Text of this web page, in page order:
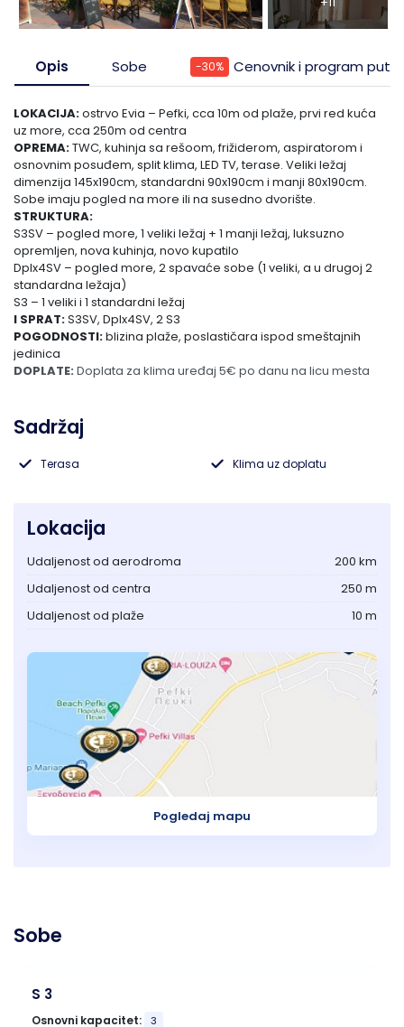
Opis Sobe Cenovnik i program
-30%
LOKACIJA:ostrvo Evia – Pefki, cca 10m od plaže, prvi red kuća
uz more, cca 250m od centra
OPREMA:TWC, kuhinja sa rešoom, frižiderom, aspiratorom i
osnovnim posuđem, split klima, LED TV, terase. Veliki ležaj
dimenzija 145x190cm, standardni 90x190cm i manji 80x190cm.
Sobe imaju pogled na more ili na susedno dvorište.
STRUKTURA:
S3SV – pogled more, 1 veliki ležaj + 1 manji ležaj, luksuzno
opremljen, nova kuhinja, novo kupatilo
Dplx4SV – pogled more, 2 spavaće sobe (1 veliki, a u drugoj 2
standardna ležaja)
S3 – 1 veliki i 1 standardni ležaj
I SPRAT:S3SV, Dplx4SV, 2 S3
POGODNOSTI:blizina plaže, poslastičara ispod smeštajnih
jedinica
DOPLATE: Doplata za klima uređaj 5€ po danu na licu mesta
Sadržaj
Terasa Klima uz doplatu
Lokacija
Udaljenost od aerodroma
200 km
Udaljenost od centra
250 m
Udaljenost od plaže
10 m
Pogledaj mapu
Sobe
S 3
Osnovni kapacitet: 3
Pefkohori- Glarokavos
Possidi
Siviri
Solunska regija
Evia, ostrvo
Trakija
Jonska obala
Lefkada, ostrvo
Skiatos, ostrvo
Ribarska Banja
Banja Vrujci
Sijarinska Banja
Gamzigradska Banja
Sokobanja
Gornja Trepča
Vranjska Banja
Ivanjica
Topola
Tumane